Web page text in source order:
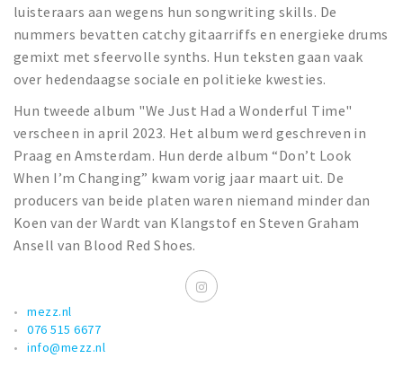
Inloggen
luisteraars aan wegens hun songwriting skills. De
nummers bevatten catchy gitaarriffs en energieke drums
gemixt met sfeervolle synths. Hun teksten gaan vaak
over hedendaagse sociale en politieke kwesties.
Hun tweede album "We Just Had a Wonderful Time"
verscheen in april 2023. Het album werd geschreven in
Praag en Amsterdam. Hun derde album “Don’t Look
When I’m Changing” kwam vorig jaar maart uit. De
producers van beide platen waren niemand minder dan
Koen van der Wardt van Klangstof en Steven Graham
Ansell van Blood Red Shoes.
mezz.nl
076 515 6677
info@mezz.nl